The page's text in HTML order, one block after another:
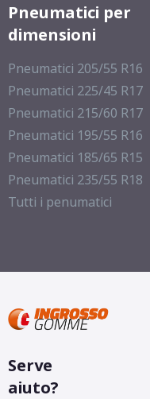
Pneumatici per
dimensioni
Pneumatici 205/55 R16
Pneumatici 225/45 R17
Pneumatici 215/60 R17
Pneumatici 195/55 R16
Pneumatici 185/65 R15
Pneumatici 235/55 R18
Tutti i penumatici
Serve
aiuto?